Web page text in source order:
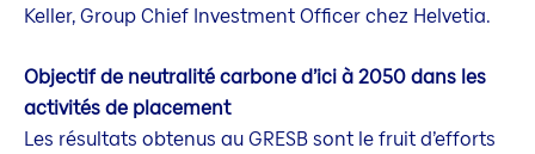
Keller, Group Chief Investment Officer chez Helvetia.
Objectif de neutralité carbone d’ici à 2050 dans les
activités de placement
Les résultats obtenus au GRESB sont le fruit d’efforts